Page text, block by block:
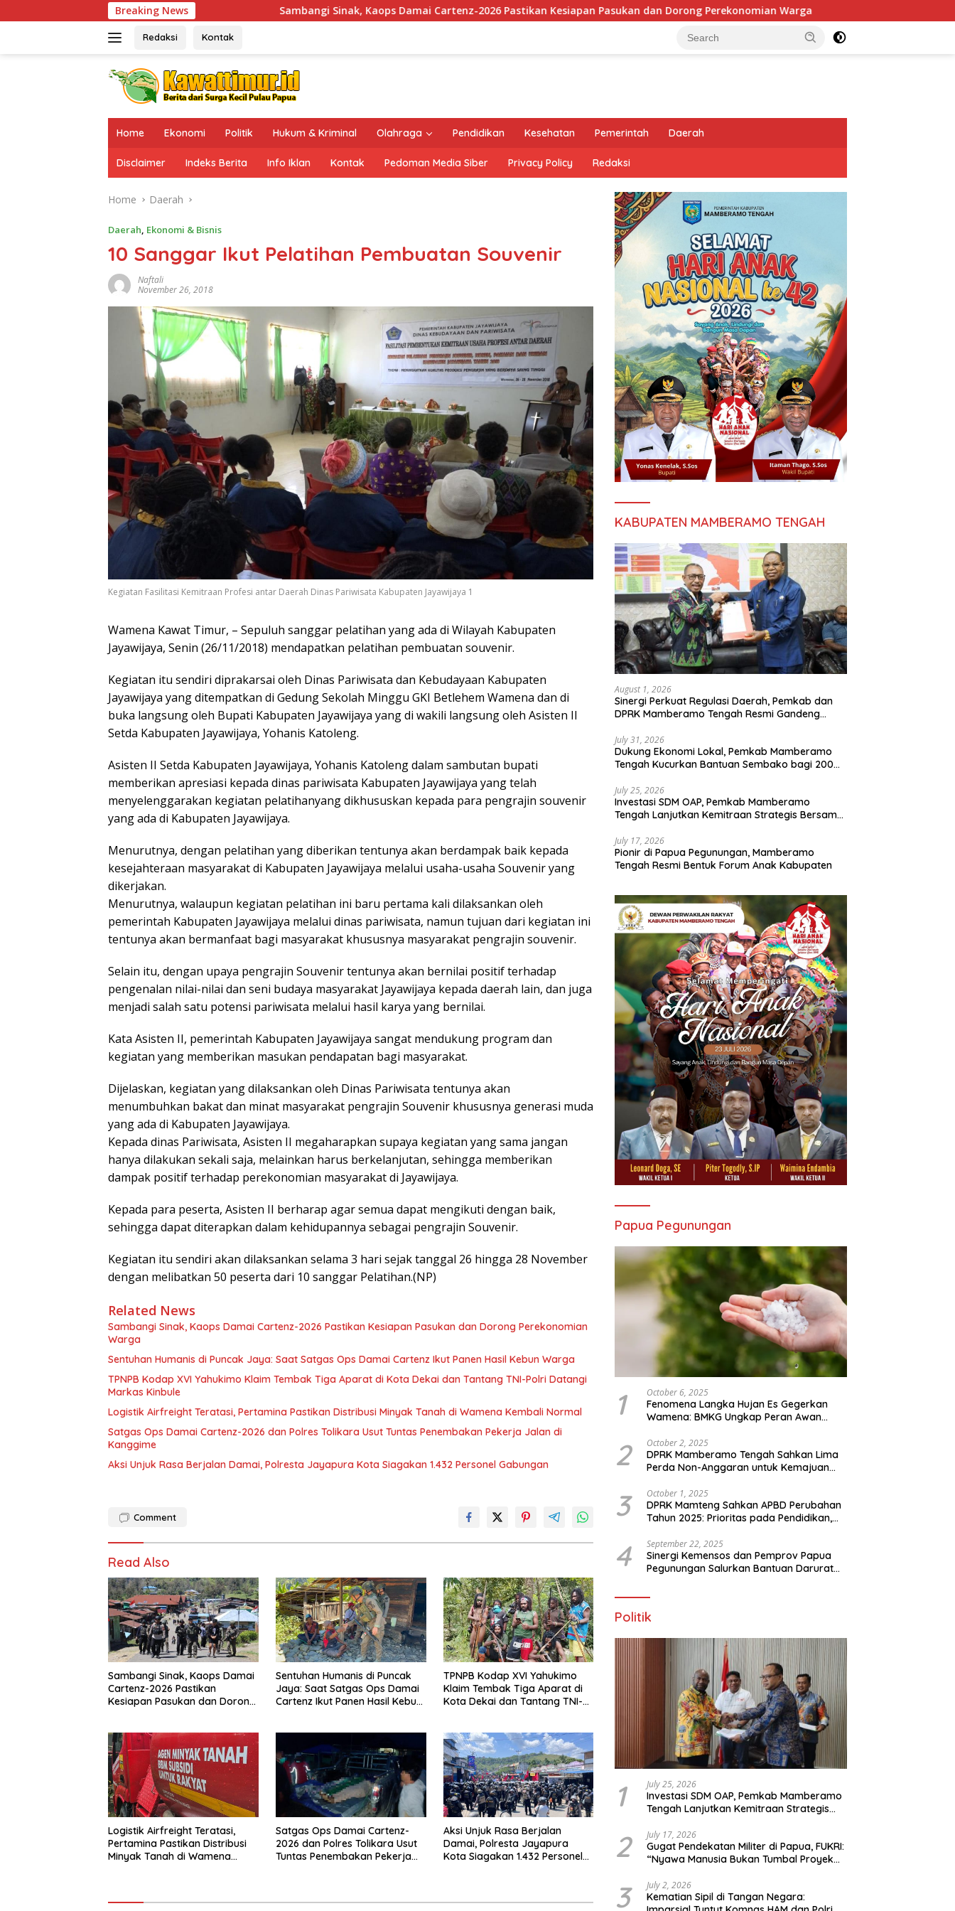
to
Breaking News
Sambangi Sinak, Kaops Damai Cartenz-2026 Pastikan Kesiapan Pasukan dan Dorong Perekonomian Warga Sentuhan Humanis di Puncak Jaya: Saat
Redaksi Kontak
Home Ekonomi Politik Hukum & Kriminal Olahraga Pendidikan Kesehatan Pemerintah Daerah
Disclaimer Indeks Berita Info Iklan Kontak Pedoman Media Siber Privacy Policy Redaksi
Home Daerah
Daerah, Ekonomi & Bisnis
10 Sanggar Ikut Pelatihan Pembuatan Souvenir
Naftali
November 26, 2018
Kegiatan Fasilitasi Kemitraan Profesi antar Daerah Dinas Pariwisata Kabupaten Jayawijaya 1
Wamena Kawat Timur, – Sepuluh sanggar pelatihan yang ada di Wilayah Kabupaten
Jayawijaya, Senin (26/11/2018) mendapatkan pelatihan pembuatan souvenir.
Kegiatan itu sendiri diprakarsai oleh Dinas Pariwisata dan Kebudayaan Kabupaten
Jayawijaya yang ditempatkan di Gedung Sekolah Minggu GKI Betlehem Wamena dan di
buka langsung oleh Bupati Kabupaten Jayawijaya yang di wakili langsung oleh Asisten II
Setda Kabupaten Jayawijaya, Yohanis Katoleng.
Asisten II Setda Kabupaten Jayawijaya, Yohanis Katoleng dalam sambutan bupati
memberikan apresiasi kepada dinas pariwisata Kabupaten Jayawijaya yang telah
menyelenggarakan kegiatan pelatihanyang dikhususkan kepada para pengrajin souvenir
yang ada di Kabupaten Jayawijaya.
Menurutnya, dengan pelatihan yang diberikan tentunya akan berdampak baik kepada
kesejahteraan masyarakat di Kabupaten Jayawijaya melalui usaha-usaha Souvenir yang
dikerjakan.
Menurutnya, walaupun kegiatan pelatihan ini baru pertama kali dilaksankan oleh
pemerintah Kabupaten Jayawijaya melalui dinas pariwisata, namun tujuan dari kegiatan ini
tentunya akan bermanfaat bagi masyarakat khususnya masyarakat pengrajin souvenir.
Selain itu, dengan upaya pengrajin Souvenir tentunya akan bernilai positif terhadap
pengenalan nilai-nilai dan seni budaya masyarakat Jayawijaya kepada daerah lain, dan juga
menjadi salah satu potensi pariwisata melalui hasil karya yang bernilai.
Kata Asisten II, pemerintah Kabupaten Jayawijaya sangat mendukung program dan
kegiatan yang memberikan masukan pendapatan bagi masyarakat.
Dijelaskan, kegiatan yang dilaksankan oleh Dinas Pariwisata tentunya akan
menumbuhkan bakat dan minat masyarakat pengrajin Souvenir khususnya generasi muda
yang ada di Kabupaten Jayawijaya.
Kepada dinas Pariwisata, Asisten II megaharapkan supaya kegiatan yang sama jangan
hanya dilakukan sekali saja, melainkan harus berkelanjutan, sehingga memberikan
dampak positif terhadap perekonomian masyarakat di Jayawijaya.
Kepada para peserta, Asisten II berharap agar semua dapat mengikuti dengan baik,
sehingga dapat diterapkan dalam kehidupannya sebagai pengrajin Souvenir.
Kegiatan itu sendiri akan dilaksankan selama 3 hari sejak tanggal 26 hingga 28 November
dengan melibatkan 50 peserta dari 10 sanggar Pelatihan.(NP)
Related News
Sambangi Sinak, Kaops Damai Cartenz-2026 Pastikan Kesiapan Pasukan dan Dorong Perekonomian
Warga
Sentuhan Humanis di Puncak Jaya: Saat Satgas Ops Damai Cartenz Ikut Panen Hasil Kebun Warga
TPNPB Kodap XVI Yahukimo Klaim Tembak Tiga Aparat di Kota Dekai dan Tantang TNI-Polri Datangi
Markas Kinbule
Logistik Airfreight Teratasi, Pertamina Pastikan Distribusi Minyak Tanah di Wamena Kembali Normal
Satgas Ops Damai Cartenz-2026 dan Polres Tolikara Usut Tuntas Penembakan Pekerja Jalan di
Kanggime
Aksi Unjuk Rasa Berjalan Damai, Polresta Jayapura Kota Siagakan 1.432 Personel Gabungan
Comment
Read Also
Sambangi Sinak, Kaops Damai
Cartenz-2026 Pastikan
Kesiapan Pasukan dan Dorong
Sentuhan Humanis di Puncak
Jaya: Saat Satgas Ops Damai
Cartenz Ikut Panen Hasil Kebun
TPNPB Kodap XVI Yahukimo
Klaim Tembak Tiga Aparat di
Kota Dekai dan Tantang TNI-
Logistik Airfreight Teratasi,
Pertamina Pastikan Distribusi
Minyak Tanah di Wamena
Satgas Ops Damai Cartenz-
2026 dan Polres Tolikara Usut
Tuntas Penembakan Pekerja
Aksi Unjuk Rasa Berjalan
Damai, Polresta Jayapura
Kota Siagakan 1.432 Personel
KABUPATEN MAMBERAMO TENGAH
August 1, 2026
Sinergi Perkuat Regulasi Daerah, Pemkab dan
DPRK Mamberamo Tengah Resmi Gandeng
July 31, 2026
Dukung Ekonomi Lokal, Pemkab Mamberamo
Tengah Kucurkan Bantuan Sembako bagi 200
July 25, 2026
Investasi SDM OAP, Pemkab Mamberamo
Tengah Lanjutkan Kemitraan Strategis Bersama
July 17, 2026
Pionir di Papua Pegunungan, Mamberamo
Tengah Resmi Bentuk Forum Anak Kabupaten
Papua Pegunungan
1 October 6, 2025
Fenomena Langka Hujan Es Gegerkan
Wamena: BMKG Ungkap Peran Awan
Ekstrem Peralihan Musim
2 October 2, 2025
DPRK Mamberamo Tengah Sahkan Lima
Perda Non-Anggaran untuk Kemajuan
3 October 1, 2025
DPRK Mamteng Sahkan APBD Perubahan
Tahun 2025: Prioritas pada Pendidikan,
4 September 22, 2025
Sinergi Kemensos dan Pemprov Papua
Pegunungan Salurkan Bantuan Darurat
Politik
1 July 25, 2026
Investasi SDM OAP, Pemkab Mamberamo
Tengah Lanjutkan Kemitraan Strategis
2 July 17, 2026
Gugat Pendekatan Militer di Papua, FUKRI:
“Nyawa Manusia Bukan Tumbal Proyek
3 July 2, 2026
Kematian Sipil di Tangan Negara: